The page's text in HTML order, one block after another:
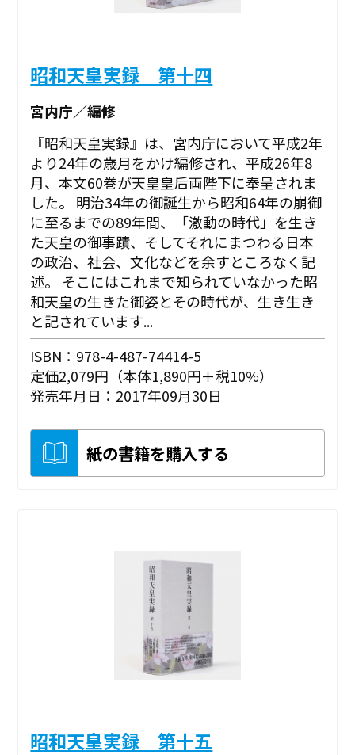
昭和天皇実録 第十四
宮内庁／編修
『昭和天皇実録』は、宮内庁において平成2年
より24年の歳月をかけ編修され、平成26年8
月、本文60巻が天皇皇后両陛下に奉呈されま
した。 明治34年の御誕生から昭和64年の崩御
に至るまでの89年間、「激動の時代」を生き
た天皇の御事蹟、そしてそれにまつわる日本
の政治、社会、文化などを余すところなく記
述。 そこにはこれまで知られていなかった昭
和天皇の生きた御姿とその時代が、生き生き
と記されています...
ISBN：978-4-487-74414-5
定価2,079円（本体1,890円＋税10%）
発売年月日：2017年09月30日
紙の書籍を購入する
昭和天皇実録 第十五